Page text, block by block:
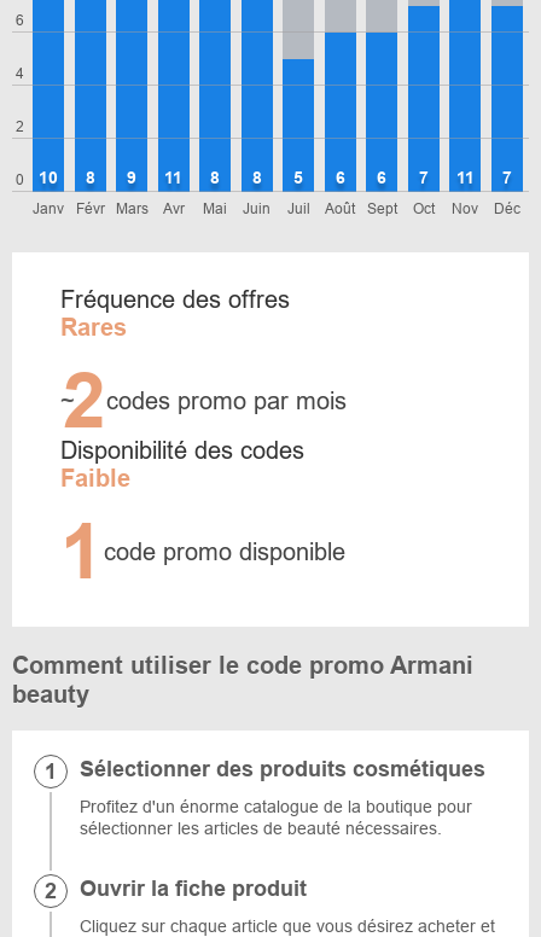
0
2
4
6
Janv
10
Févr
8
Mars
9
Avr
11
Mai
8
Juin
8
Juil
5
Août
6
Sept
6
Oct
7
Nov
11
Déc
7
Fréquence des offres
Rares
~
2codes promo par mois
Disponibilité des codes
Faible
1 code promo disponible
Comment utiliser le code promo Armani
beauty
Sélectionner des produits cosmétiques
Profitez d'un énorme catalogue de la boutique pour
sélectionner les articles de beauté nécessaires.
Ouvrir la fiche produit
Cliquez sur chaque article que vous désirez acheter et